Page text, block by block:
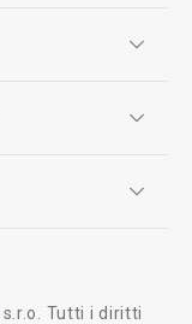
Tutti i diritti